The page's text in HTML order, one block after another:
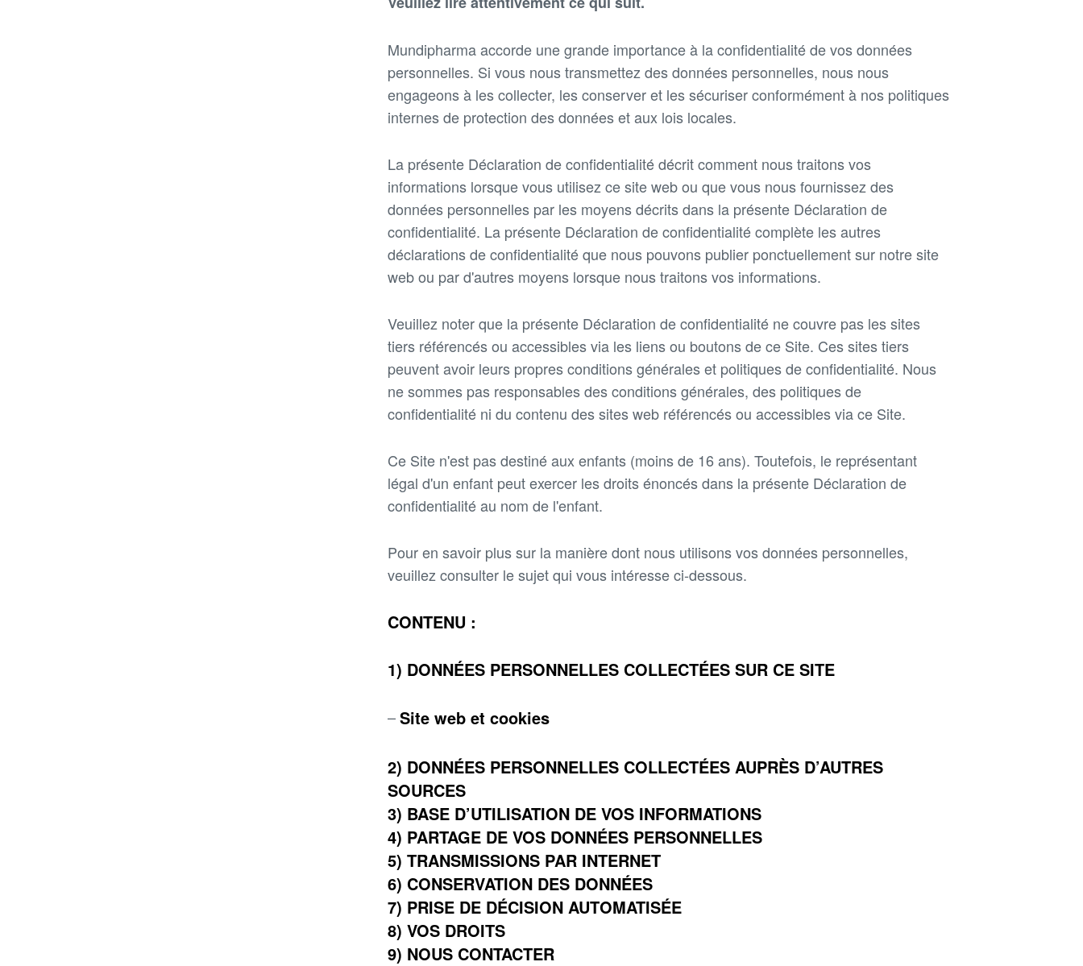
Mundipharma accorde une grande importance à la confidentialité de vos données
personnelles. Si vous nous transmettez des données personnelles, nous nous
engageons à les collecter, les conserver et les sécuriser conformément à nos politiques
internes de protection des données et aux lois locales.
La présente Déclaration de confidentialité décrit comment nous traitons vos
informations lorsque vous utilisez ce site web ou que vous nous fournissez des
données personnelles par les moyens décrits dans la présente Déclaration de
confidentialité. La présente Déclaration de confidentialité complète les autres
déclarations de confidentialité que nous pouvons publier ponctuellement sur notre site
web ou par d'autres moyens lorsque nous traitons vos informations.
Veuillez noter que la présente Déclaration de confidentialité ne couvre pas les sites
tiers référencés ou accessibles via les liens ou boutons de ce Site. Ces sites tiers
peuvent avoir leurs propres conditions générales et politiques de confidentialité. Nous
ne sommes pas responsables des conditions générales, des politiques de
confidentialité ni du contenu des sites web référencés ou accessibles via ce Site.
Ce Site n'est pas destiné aux enfants (moins de 16 ans). Toutefois, le représentant
légal d'un enfant peut exercer les droits énoncés dans la présente Déclaration de
confidentialité au nom de l'enfant.
Pour en savoir plus sur la manière dont nous utilisons vos données personnelles,
veuillez consulter le sujet qui vous intéresse ci-dessous.
CONTENU :
1) DONNÉES PERSONNELLES COLLECTÉES SUR CE SITE
Site web et cookies
2) DONNÉES PERSONNELLES COLLECTÉES AUPRÈS D’AUTRES
SOURCES
3) BASE D’UTILISATION DE VOS INFORMATIONS
4) PARTAGE DE VOS DONNÉES PERSONNELLES
5) TRANSMISSIONS PAR INTERNET
6) CONSERVATION DES DONNÉES
7) PRISE DE DÉCISION AUTOMATISÉE
8) VOS DROITS
9) NOUS CONTACTER